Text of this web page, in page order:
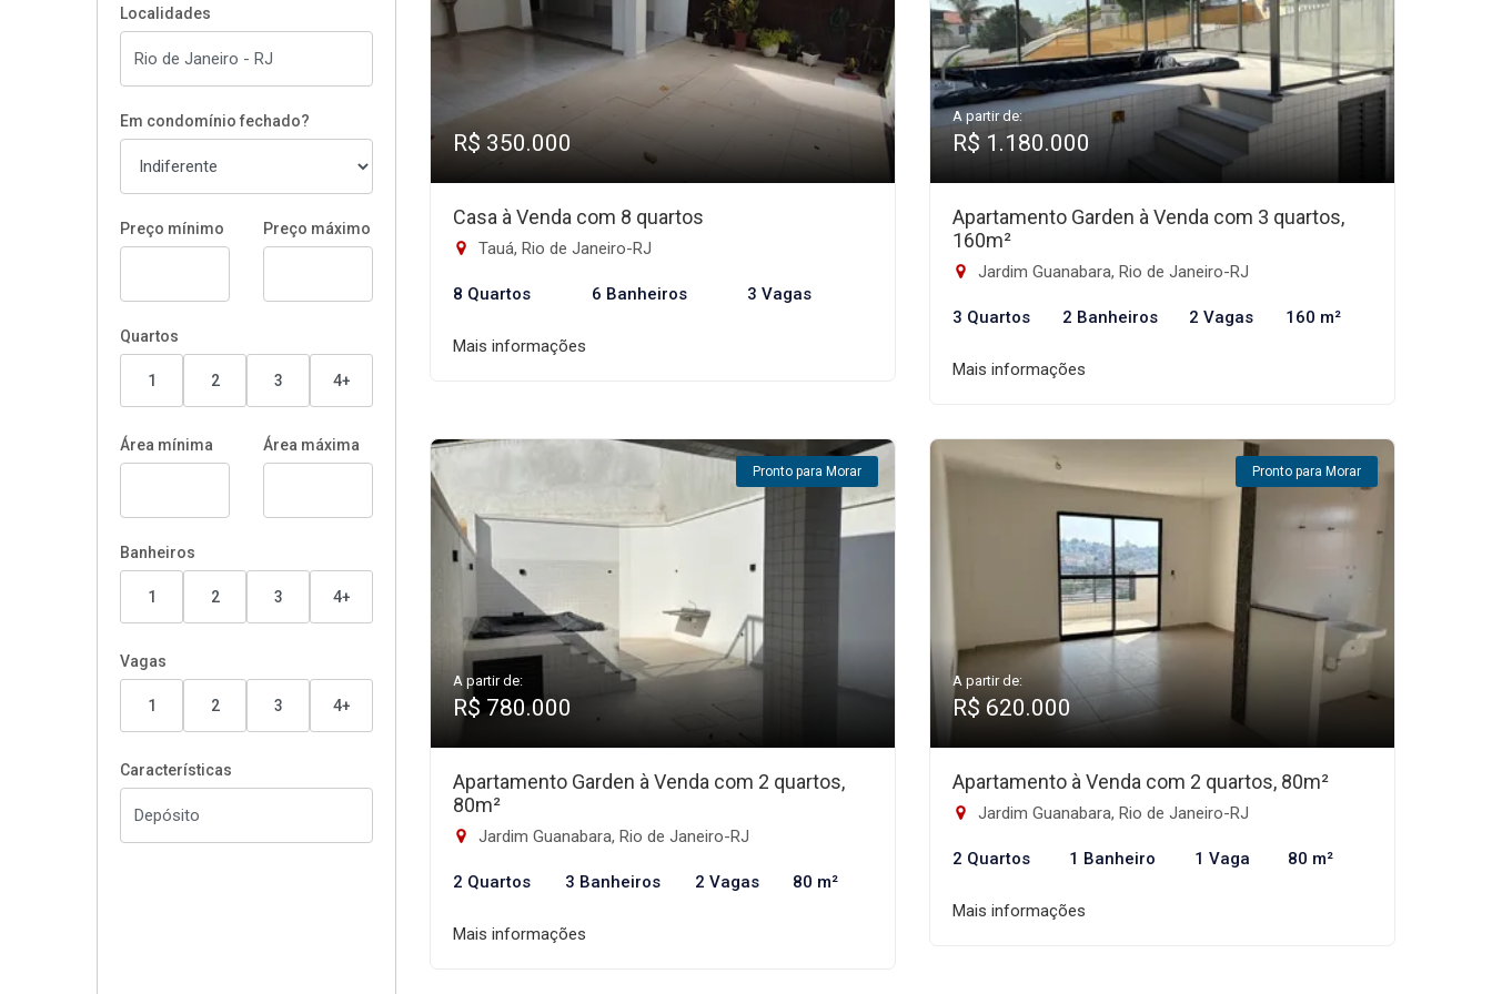
Localidades
Em condomínio fechado?
Preço mínimo Preço máximo
Quartos
1 2 3 4+
Área mínima Área máxima
Banheiros
1 2 3 4+
Vagas
1 2 3 4+
Características
R$ 350.000
Casa à Venda com 8 quartos
Tauá, Rio de Janeiro-RJ
8 Quartos 6 Banheiros 3 Vagas
Mais informações
A partir de:
R$ 1.180.000
Apartamento Garden à Venda com 3 quartos,
160m²
Jardim Guanabara, Rio de Janeiro-RJ
3 Quartos 2 Banheiros 2 Vagas 160 m²
Mais informações
Pronto para Morar
A partir de:
R$ 780.000
Apartamento Garden à Venda com 2 quartos,
80m²
Jardim Guanabara, Rio de Janeiro-RJ
2 Quartos 3 Banheiros 2 Vagas 80 m²
Mais informações
Pronto para Morar
A partir de:
R$ 620.000
Apartamento à Venda com 2 quartos, 80m²
Jardim Guanabara, Rio de Janeiro-RJ
2 Quartos 1 Banheiro 1 Vaga 80 m²
Mais informações